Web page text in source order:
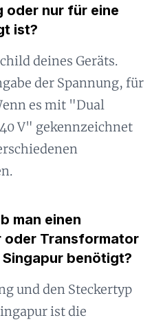
oder nur für eine
ist?
deines Geräts.
der Spannung, für
es mit "Dual
V" gekennzeichnet
man einen
oder Transformator
benötigt?
und den Steckertyp
ist die